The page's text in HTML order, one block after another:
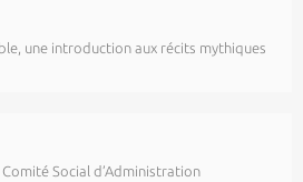
une introduction aux récits mythiques
Social d’Administration